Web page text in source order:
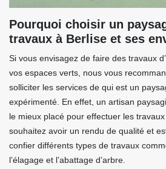
Pourquoi choisir un
travaux à Berlise et ses
Si vous envisagez de faire des travaux
vos espaces verts, nous vous
solliciter les services de qui est un
expérimenté. En effet, un artisan
le mieux placé pour effectuer les
souhaitez avoir un rendu de qualité et
confier différents types de travaux
l’élagage et l’abattage d’arbre.